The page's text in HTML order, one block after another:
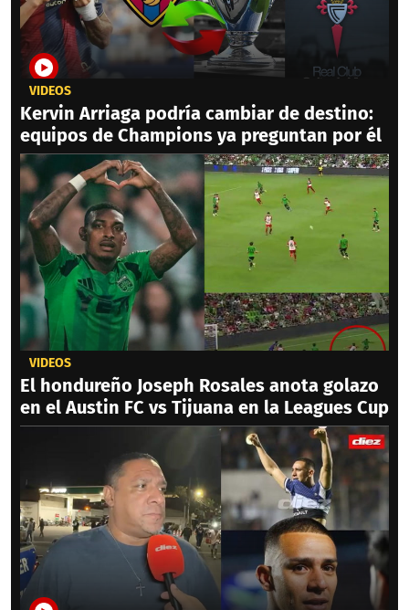
VIDEOS
Kervin Arriaga podría cambiar de destino:
equipos de Champions ya preguntan por él
VIDEOS
El hondureño Joseph Rosales anota golazo
en el Austin FC vs Tijuana en la Leagues Cup